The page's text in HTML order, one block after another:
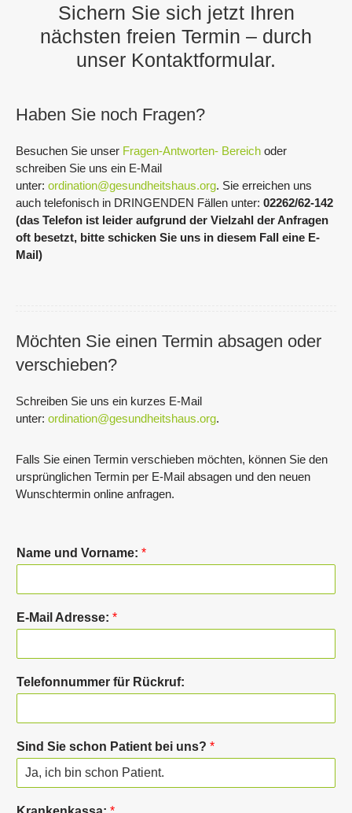
Sichern Sie sich jetzt Ihren
nächsten freien Termin – durch
unser Kontaktformular.
Haben Sie noch Fragen?
Besuchen Sie unser Fragen-Antworten- Bereich oder
schreiben Sie uns ein E-Mail
unter: ordination@gesundheitshaus.org. Sie erreichen uns
auch telefonisch in DRINGENDEN Fällen unter: 02262/62-142
(das Telefon ist leider aufgrund der Vielzahl der Anfragen
oft besetzt, bitte schicken Sie uns in diesem Fall eine E-
Mail)
Möchten Sie einen Termin absagen oder
verschieben?
Schreiben Sie uns ein kurzes E-Mail
unter: ordination@gesundheitshaus.org.
Falls Sie einen Termin verschieben möchten, können Sie den
ursprünglichen Termin per E-Mail absagen und den neuen
Wunschtermin online anfragen.
Name und Vorname: *
E-Mail Adresse: *
Telefonnummer für Rückruf:
Sind Sie schon Patient bei uns? *